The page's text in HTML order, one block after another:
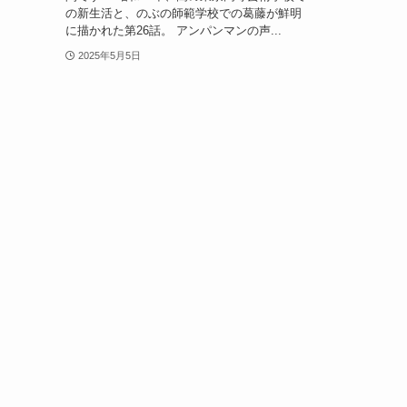
の新生活と、のぶの師範学校での葛藤が鮮明
に描かれた第26話。 アンパンマンの声...
2025年5月5日